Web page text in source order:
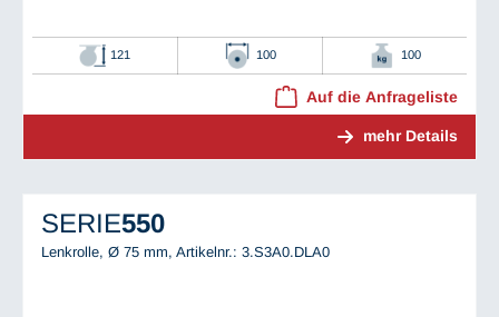
121 100 100
Auf die Anfrageliste
mehr Details
SERIE550
Lenkrolle, Ø 75 mm, Artikelnr.: 3.S3A0.DLA0